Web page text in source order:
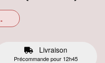
Livraison
Précommande pour 12h45